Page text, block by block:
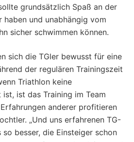
grundsätzlich Spaß an der
haben und unabhängig vom
sicher schwimmen können.
sich die TGler bewusst für eine
der regulären Trainingszeit
Triathlon keine
ist das Training im Team
anderer profitieren
„Und uns erfahrenen TG-
besser, die Einsteiger schon